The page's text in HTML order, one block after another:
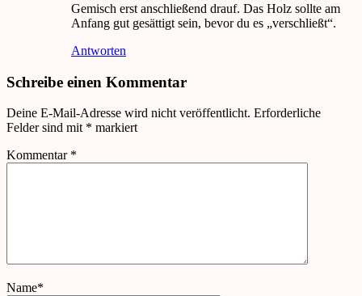
Gemisch erst anschließend drauf. Das Holz sollte am
Anfang gut gesättigt sein, bevor du es „verschließt“.
Antworten
Schreibe einen Kommentar
Deine E-Mail-Adresse wird nicht veröffentlicht. Erforderliche
Felder sind mit * markiert
Kommentar *
Name*